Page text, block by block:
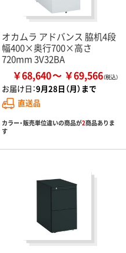
オカムラ アドバンス 脇机4段
幅400×奥行700×高さ
720mm 3V32BA
￥68,640 ￥69,566
お届け日：9月28日（月）まで
直送品
カラー・販売単位違いの商品が2商品ありま
す